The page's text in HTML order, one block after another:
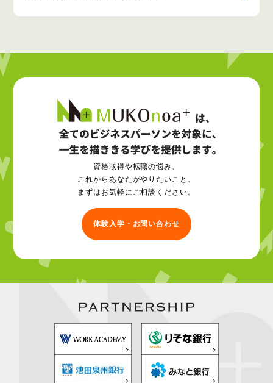
資格取得や転職の悩み、
これからあなたがやりたいこと、
まずはお気軽にご相談ください。
体験入学・お問い合わせ